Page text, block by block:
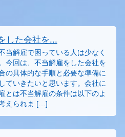
した会社を...
当解雇で困っている人は少なく
今回は、不当解雇をした会社を
の具体的な手順と必要な準備に
ていきたいと思います。会社に
とは不当解雇の条件は以下のよ
えられま […]